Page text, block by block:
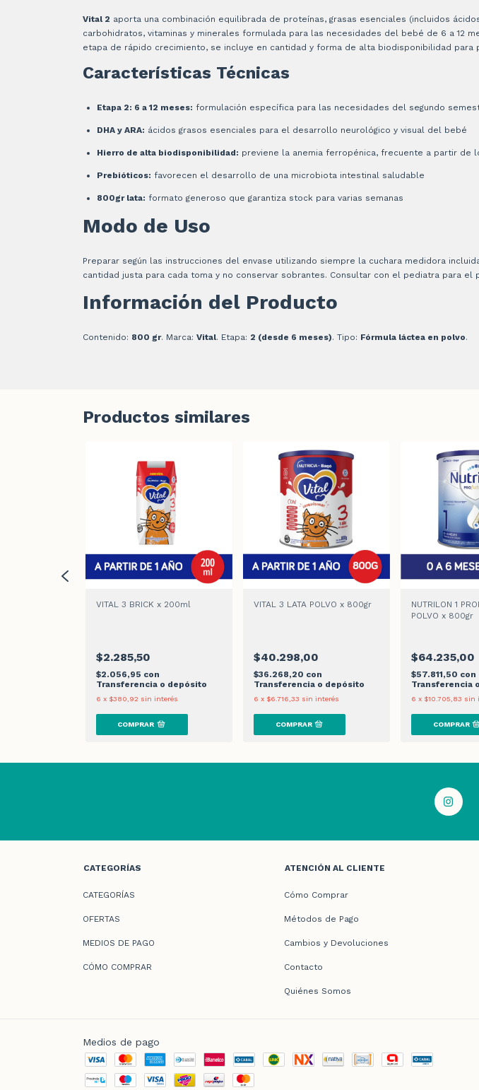
Vital 2 aporta una combinación equilibrada de proteínas, grasas esenciales (incluidos
carbohidratos, vitaminas y minerales formulada para las necesidades del bebé de 6 a 12
etapa de rápido crecimiento, se incluye en cantidad y forma de alta biodisponibilidad para
Características Técnicas
Etapa 2: 6 a 12 meses: formulación específica para las necesidades del segundo
DHA y ARA: ácidos grasos esenciales para el desarrollo neurológico y visual del bebé
Hierro de alta biodisponibilidad: previene la anemia ferropénica, frecuente a partir de
Prebióticos: favorecen el desarrollo de una microbiota intestinal saludable
800gr lata: formato generoso que garantiza stock para varias semanas
Modo de Uso
Preparar según las instrucciones del envase utilizando siempre la cuchara medidora
cantidad justa para cada toma y no conservar sobrantes. Consultar con el pediatra para el
Información del Producto
Contenido: 800 gr. Marca: Vital. Etapa: 2 (desde 6 meses). Tipo: Fórmula láctea en polvo.
Productos similares
VITAL 3 BRICK x 200ml
$2.285,50
$2.056,95 con
Transferencia o depósito
6 x $380,92 sin interés
VITAL 3 LATA POLVO x 800gr
$40.298,00
$36.268,20 con
Transferencia o depósito
6 x $6.716,33 sin interés
NUTRILON 1
POLVO x 800gr
$64.235,00
$57.811,50 con
Transferencia
6 x $10.705,83 sin
CATEGORÍAS
CATEGORÍAS
OFERTAS
MEDIOS DE PAGO
CÓMO COMPRAR
ATENCIÓN AL CLIENTE
Cómo Comprar
Métodos de Pago
Cambios y Devoluciones
Contacto
Quiénes Somos
Medios de pago